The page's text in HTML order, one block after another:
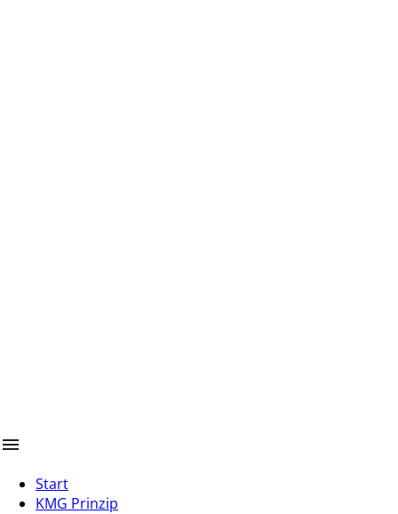
Start
KMG Prinzip